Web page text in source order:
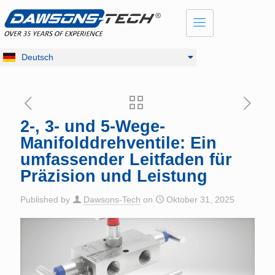
Deutsch
Dansk
English
Русский
2-, 3- und 5-Wege-
Manifolddrehventile: Ein
umfassender Leitfaden für
Präzision und Leistung
Published by Dawsons-Tech on Oktober 31, 2025